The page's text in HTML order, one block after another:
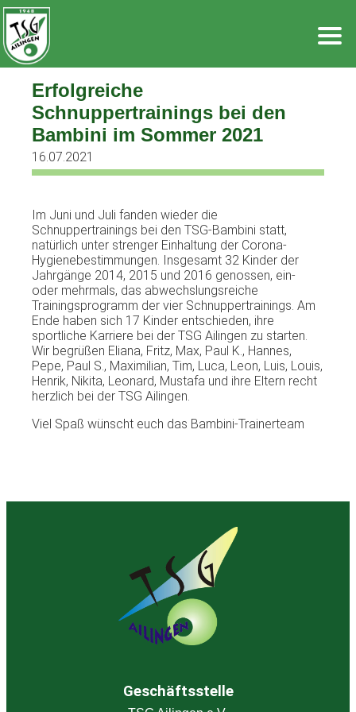
Zum
Inhalt
springen
Erfolgreiche
Schnuppertrainings bei den
Bambini im Sommer 2021
16.07.2021
Im Juni und Juli fanden wieder die
Schnuppertrainings bei den TSG-Bambini statt,
natürlich unter strenger Einhaltung der Corona-
Hygienebestimmungen. Insgesamt 32 Kinder der
Jahrgänge 2014, 2015 und 2016 genossen, ein-
oder mehrmals, das abwechslungsreiche
Trainingsprogramm der vier Schnuppertrainings. Am
Ende haben sich 17 Kinder entschieden, ihre
sportliche Karriere bei der TSG Ailingen zu starten.
Wir begrüßen Eliana, Fritz, Max, Paul K., Hannes,
Pepe, Paul S., Maximilian, Tim, Luca, Leon, Luis, Louis,
Henrik, Nikita, Leonard, Mustafa und ihre Eltern recht
herzlich bei der TSG Ailingen.
Viel Spaß wünscht euch das Bambini-Trainerteam
Geschäftsstelle